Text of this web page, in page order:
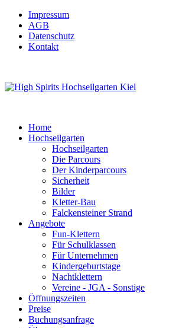
Impressum
AGB
Datenschutz
Kontakt
Home
Hochseilgarten
Hochseilgarten
Die Parcours
Der Kinderparcours
Sicherheit
Bilder
Kletter-Bau
Falckensteiner Strand
Angebote
Fun-Klettern
Für Schulklassen
Für Unternehmen
Kindergeburtstage
Nachtklettern
Vereine - JGA - Sonstige
Öffnungszeiten
Preise
Buchungsanfrage